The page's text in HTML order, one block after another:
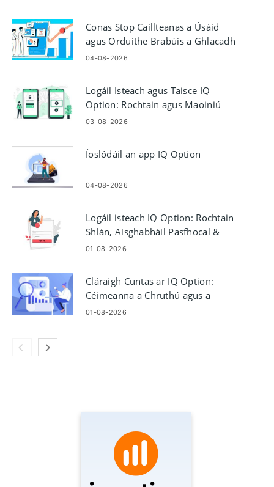
Conas Stop Caillteanas a Úsáid
agus Orduithe Brabúis a Ghlacadh
i IQ Option
04-08-2026
Logáil Isteach agus Taisce IQ
Option: Rochtain agus Maoiniú
Slán Cuntas
03-08-2026
Íoslódáil an app IQ Option
04-08-2026
Logáil isteach IQ Option: Rochtain
Shlán, Aisghabháil Pasfhocal &
Fabhtcheartú
01-08-2026
Cláraigh Cuntas ar IQ Option:
Céimeanna a Chruthú agus a
Ghníomhachtú
01-08-2026